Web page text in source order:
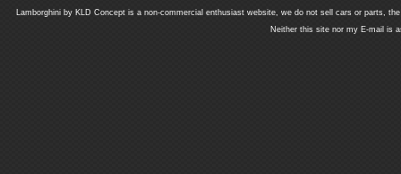
Lamborghini by KLD Concept is a non-commercial enthusiast website, we do not sell cars or parts,
Neither this site nor my E-mail is